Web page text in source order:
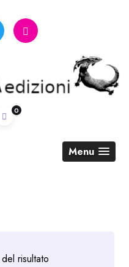
0
Menu
risultato